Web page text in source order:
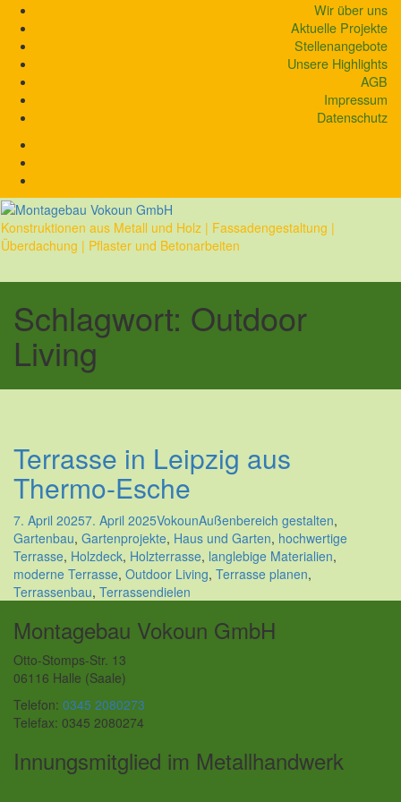
Skip
content
Wir über uns
Aktuelle Projekte
Stellenangebote
Unsere Highlights
AGB
Impressum
Datenschutz
Konstruktionen aus Metall und Holz | Fassadengestaltung |
Überdachung | Pflaster und Betonarbeiten
Schlagwort: Outdoor
Living
Terrasse in Leipzig aus
Thermo-Esche
7. April 20257. April 2025VokounAußenbereich gestalten,
Gartenbau, Gartenprojekte, Haus und Garten, hochwertige
Terrasse, Holzdeck, Holzterrasse, langlebige Materialien,
moderne Terrasse, Outdoor Living, Terrasse planen,
Terrassenbau, Terrassendielen
Montagebau Vokoun GmbH
Otto-Stomps-Str. 13
06116 Halle (Saale)
Telefon: 0345 2080273
Telefax: 0345 2080274
Innungsmitglied im Metallhandwerk